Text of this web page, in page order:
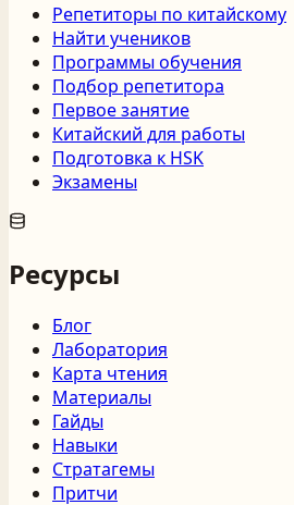
Репетиторы по китайскому
Найти учеников
Программы обучения
Подбор репетитора
Первое занятие
Китайский для работы
Подготовка к HSK
Экзамены
Ресурсы
Блог
Лаборатория
Карта чтения
Материалы
Гайды
Навыки
Стратагемы
Притчи